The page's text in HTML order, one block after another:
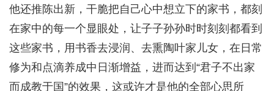
他还推陈出新，干脆把自己心中想立下的家书，都刻
在家中的每一个显眼处，让子子孙孙时时刻刻都看到
这些家书，用书香去浸润、去熏陶叶家儿女，在日常
修为和点滴养成中日渐增益，进而达到“君子不出家
而成教于国”的效果，这或许才是他的全部心思所